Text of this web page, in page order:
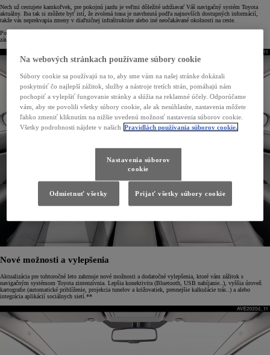
Nech už cestujete kamkoľvek, pre pokojnú jazdu je veľmi dôležité udržiavať Váš navigačný systém Toyota
aktuálny. Iba tak si môžete byť istí, že zvolená trasa je navrhnutá podľa najnovších dostupných informácií,
takže vás neprekvapia zmeny v diaľničnej infraštruktúre alebo iné neočakávané okolnosti na ceste.
Posledné aktualizácie máp ponúkajú lepšiu projekciu križovatiek, presnejšie časy príchodu a nové objetky
záujmu, ktoré vám zjednodušia cestu.
Nové možnosti a vylepšenia
Aktualizácia pre tohtoročné leto zahrnuje nové možnosti a dodatočné vylepšenia, ktoré vám zážitok s
navigačným systémom Toyota zintenzívnia. Lepšia konektivita (Bluetooth, USB nabíjanie..), vyššia úroveň
kartografie (automatické priblíženie, projekcia tunelov a križovatiek, presnejšie kalkulácie trás..) a alebo
integrácia aplikácií sociálnych sietí.**
Na webových stránkach používame súbory cookie
Súbory cookie sa používajú na to, aby sme vám na našej stránke dokázali
poskytnúť čo najlepší zážitok, služby a nástroje tretích strán, pomáhajú nám
pochopiť a vylepšiť fungovanie stránky a slúžia na reklamné účely. Odporúčame
vám, aby ste povolili všetky súbory cookie, ale ak nesúhlasíte, nastavenia môžete
ľahko zmeniť kliknutím na nižšie uvedenú možnosť nastavenia súborov cookie.
Všetky podrobnosti nájdete v našich Pravidlách používania súborov cookie.
Nastavenia súborov
cookie
Odmietnuť všetky Prijať všetky súbory cookie